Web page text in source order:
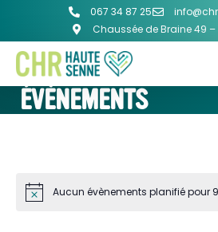
067 34 87 25
Chaussée de Braine 49
ÉVÈNEMENTS
Aucun évènements planifié pour